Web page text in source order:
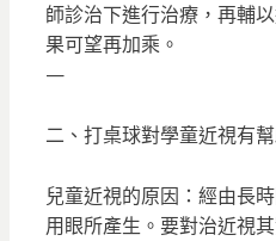
師診治下進行治療，再輔
果可望再加乘。
—
二、打桌球對學童近視有
兒童近視的原因：經由長
用眼所產生。要對治近視